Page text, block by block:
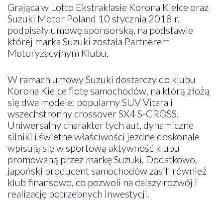
Grająca w Lotto Ekstraklasie Korona Kielce oraz
Suzuki Motor Poland 10 stycznia 2018 r.
podpisały umowę sponsorską, na podstawie
której marka Suzuki została Partnerem
Motoryzacyjnym Klubu.
W ramach umowy Suzuki dostarczy do klubu
Korona Kielce flotę samochodów, na którą złożą
się dwa modele: popularny SUV Vitara i
wszechstronny crossover SX4 S-CROSS.
Uniwersalny charakter tych aut, dynamiczne
silniki i świetne właściwości jezdne doskonale
wpisują się w sportową aktywność klubu
promowaną przez markę Suzuki. Dodatkowo,
japoński producent samochodów zasili również
klub finansowo, co pozwoli na dalszy rozwój i
realizację potrzebnych inwestycji.